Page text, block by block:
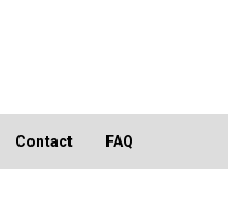
Contact FAQ